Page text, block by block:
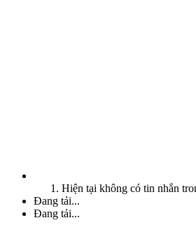
Hiện tại không có tin nhắn
Đang tải...
Đang tải...